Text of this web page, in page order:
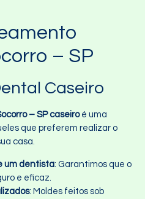
– SP
Caseiro
– SP caseiroé uma
que preferem realizar o
casa.
um dentista: Garantimos que o
e eficaz.
: Moldes feitos sob